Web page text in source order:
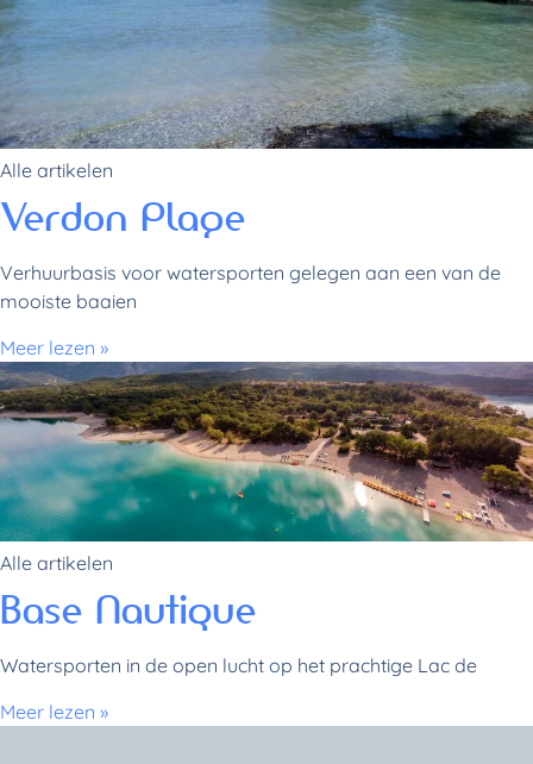
Alle artikelen
Verdon Plage
Verhuurbasis voor watersporten gelegen aan een van de
mooiste baaien
Meer lezen »
Alle artikelen
Base Nautique
Watersporten in de open lucht op het prachtige Lac de
Meer lezen »